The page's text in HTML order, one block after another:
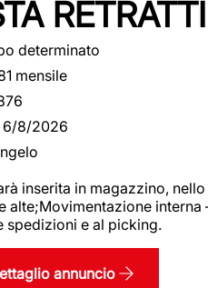
determinato
mensile
6/8/2026
inserita in magazzino,
alte;Movimentazione
spedizioni e al picking.
annuncio